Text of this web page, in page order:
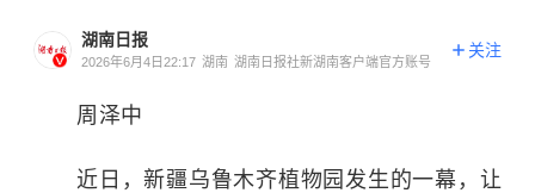
湖南日报
2026年6月4日22:17 湖南 湖南日报社新湖南客户端官方账号
关注
周泽中
近日，新疆乌鲁木齐植物园发生的一幕，让